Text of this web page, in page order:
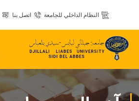
النظام الداخلي للجامعة اتصل بنا